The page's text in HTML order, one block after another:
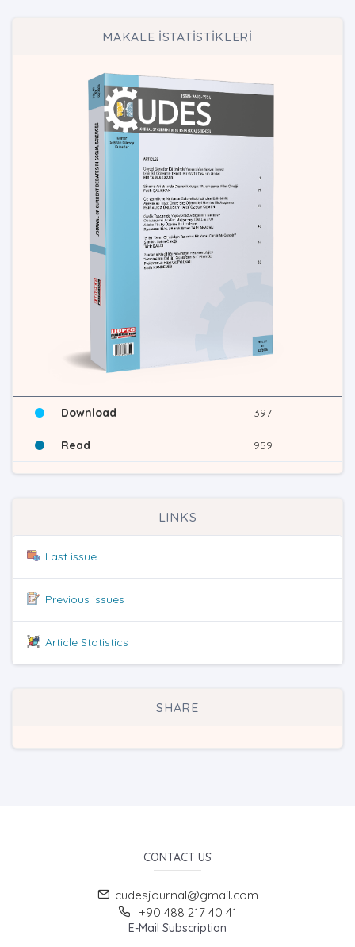
MAKALE İSTATİSTİKLERİ
Download 397
Read 959
LINKS
Last issue
Previous issues
Article Statistics
SHARE
CONTACT US
cudesjournal@gmail.com
+90 488 217 40 41
E-Mail Subscription